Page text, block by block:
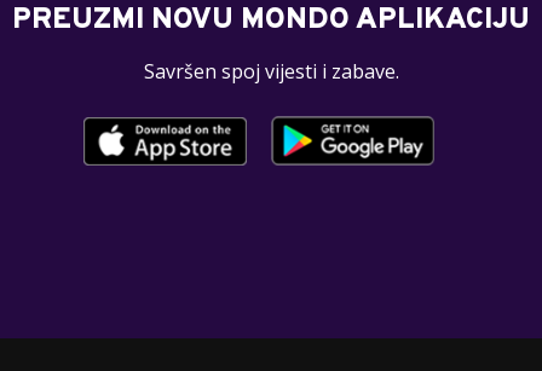
PREUZMI NOVU MONDO APLIKACIJU
Savršen spoj vijesti i zabave.